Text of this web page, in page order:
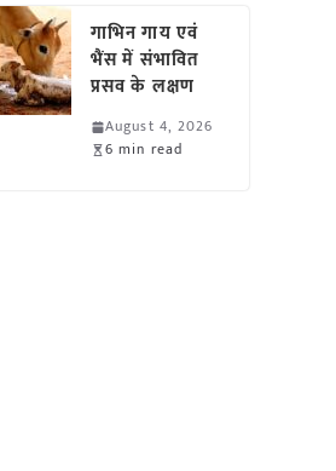
गाभिन गाय एवं
भैंस में संभावित
प्रसव के लक्षण
August 4, 2026
6 min read